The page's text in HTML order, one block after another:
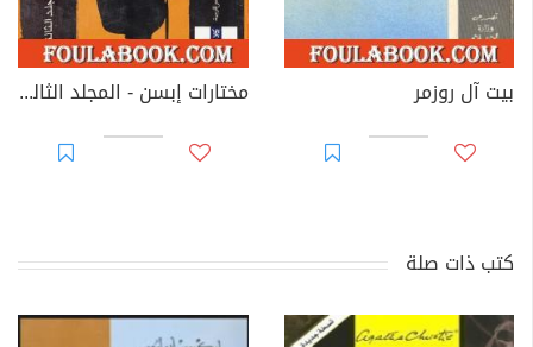
بيت آل روزمر مختارات إبسن - المجلد الثالث
كتب ذات صلة